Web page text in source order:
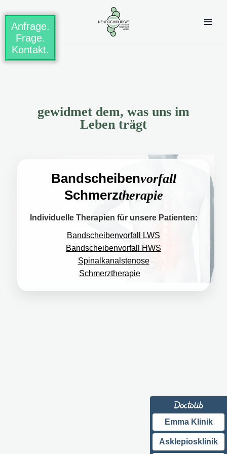
Emma Klinik
Asklepiosklinik
Zum
Inhalt
springen
gewidmet dem, was uns im
Leben trägt
Bandscheibenvorfall
Schmerztherapie
Individuelle Therapien für unsere Patienten:
Bandscheibenvorfall LWS
Bandscheibenvorfall HWS
Spinalkanalstenose
Schmerztherapie
Anfrage.
Frage.
Kontakt.